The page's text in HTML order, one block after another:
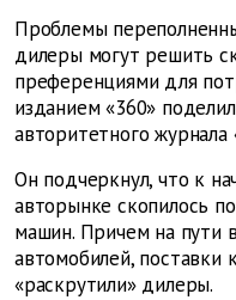
Проблемы
дилеры могут решить
преференциями для
изданием «360»
авторитетного
Он подчеркнул, что к
авторынке скопилось
машин. Причем на пути
автомобилей,
«раскрутили» дилеры.